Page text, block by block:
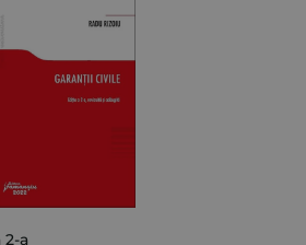
a